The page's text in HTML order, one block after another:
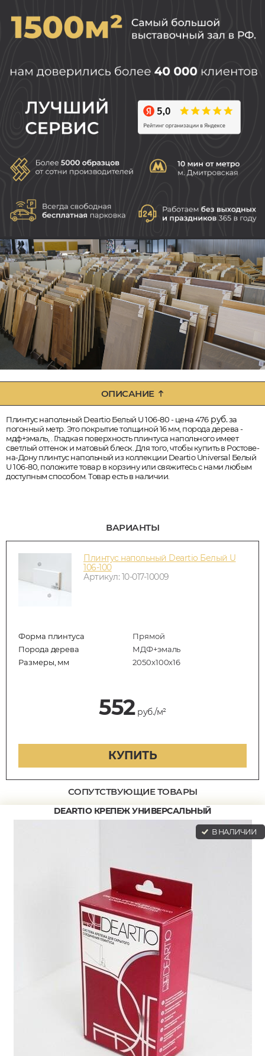
ОПИСАНИЕ
Плинтус напольный Deartio Белый U 106-80 - цена 476руб.за
погонный метр. Это покрытие толщиной 16 мм, порода дерева -
мдф+эмаль, . Гладкая поверхность плинтуса напольного имеет
светлый оттенок и матовый блеск. Для того, чтобы купить в Ростове-
на-Дону плинтус напольный из коллекции Deartio Universal Белый
U 106-80, положите товар в корзину или свяжитесь с нами любым
доступным способом. Товар есть в наличии.
ВАРИАНТЫ
Плинтус напольный Deartio Белый U
106-100
Артикул: 10-017-10009
Форма плинтуса
Прямой
Порода дерева
МДФ+эмаль
Размеры, мм
2050x100x16
552руб./м²
КУПИТЬ
СОПУТСТВУЮЩИЕ ТОВАРЫ
DEARTIO КРЕПЕЖ УНИВЕРСАЛЬНЫЙ
В НАЛИЧИИ